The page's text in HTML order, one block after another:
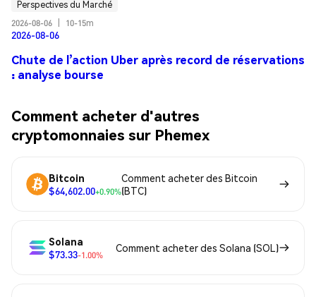
Perspectives du Marché
2026-08-06
10-15m
2026-08-06
Chute de l’action Uber après record de réservations
: analyse bourse
Comment acheter d'autres
cryptomonnaies sur Phemex
Bitcoin
$64,602.00+0.90%
Comment acheter des Bitcoin
(BTC)
Solana
$73.33-1.00%
Comment acheter des Solana (SOL)